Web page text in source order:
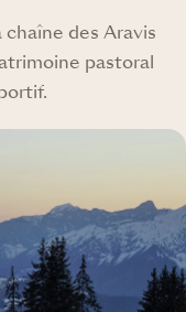
chaîne des Aravis
pastoral